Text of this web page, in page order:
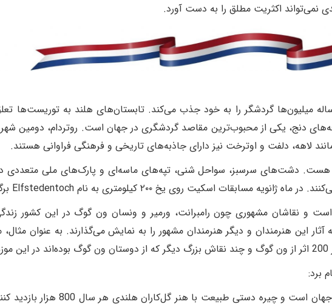
نمی‌تواند اکثریت مطلق را به دست آورد.
میلیون‌ها گردشگر را به خود جذب می‌کند. تابستان‌های هلند به توریست‌ها
دنج، یکی از محبوب‌ترین مقاصد گردشگری در جهان است. روتردام، دومین
لاهه، دلفت و اوترخت نیز دارای جاذبه‌های تاریخی و فرهنگی فراوانی هستند.
هست. دشت‌های سرسبز، سواحل شنی، تپه‌های ماسه‌ای و پارک‌های ملی متعددی
مسابقات اسکیت روی یخ ۲۰۰ کیلومتری به نام
Elfstedentoch
و نقاشان مشهوری چون رامبرانت، ورمیر و ونسان ون گوگ در این کشور
این هنرمندان و دیگر هنرمندان مشهور را به نمایش می‌گذارند. به عنوان
برد:
جهان است و چیره دستی طبیعت با هنر گل‌کاران
هلندی هر سال 800